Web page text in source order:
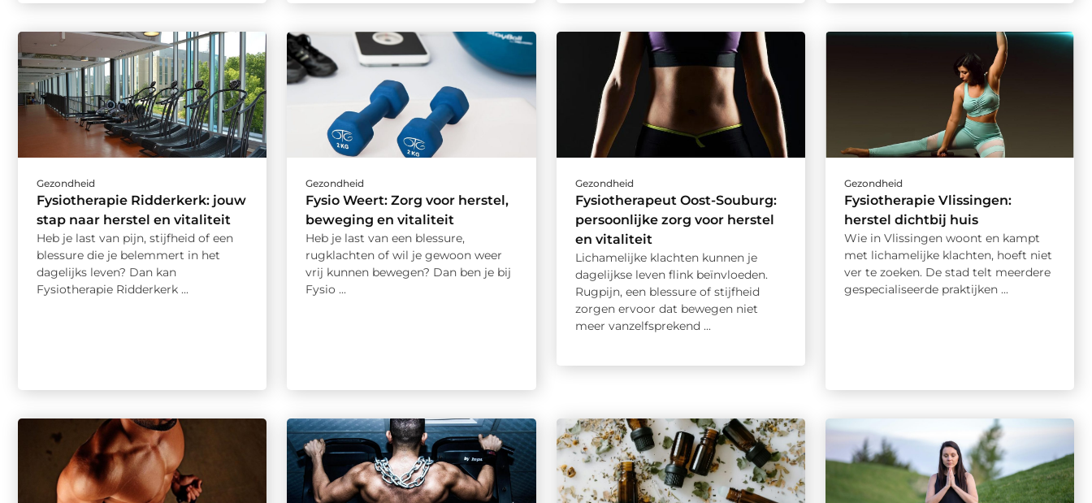
Gezondheid
Fysiotherapie Ridderkerk: jouw
stap naar herstel en vitaliteit
Heb je last van pijn, stijfheid of een
blessure die je belemmert in het
dagelijks leven? Dan kan
Fysiotherapie Ridderkerk ...
Gezondheid
Fysio Weert: Zorg voor herstel,
beweging en vitaliteit
Heb je last van een blessure,
rugklachten of wil je gewoon weer
vrij kunnen bewegen? Dan ben je bij
Fysio ...
Gezondheid
Fysiotherapeut Oost-Souburg:
persoonlijke zorg voor herstel
en vitaliteit
Lichamelijke klachten kunnen je
dagelijkse leven flink beïnvloeden.
Rugpijn, een blessure of stijfheid
zorgen ervoor dat bewegen niet
meer vanzelfsprekend ...
Gezondheid
Fysiotherapie Vlissingen:
herstel dichtbij huis
Wie in Vlissingen woont en kampt
met lichamelijke klachten, hoeft niet
ver te zoeken. De stad telt meerdere
gespecialiseerde praktijken ...